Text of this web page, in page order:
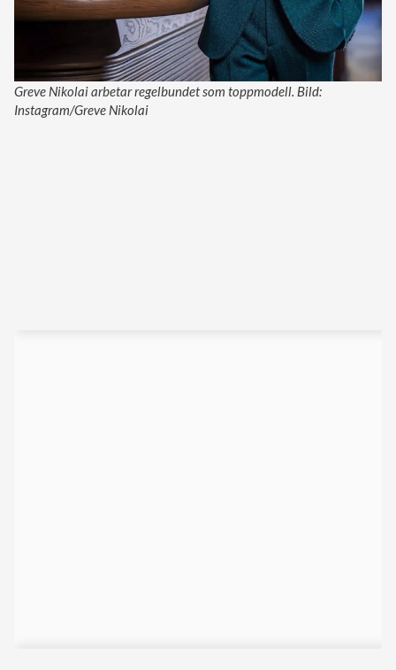
Greve Nikolai arbetar regelbundet som toppmodell. Bild:
Instagram/Greve Nikolai